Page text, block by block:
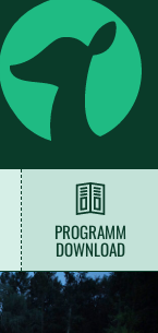
PROGRAMM
DOWNLOAD